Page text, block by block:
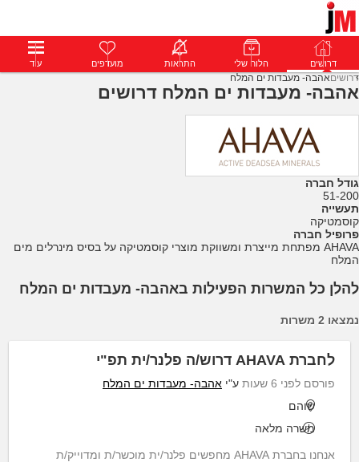
דרושים פרופילים הודעות פרימיום דרושים הלוח שלי התראות מועדפים עוד
דרושיםאהבה- מעבדות ים המלח
אהבה- מעבדות ים המלח דרושים
גודל חברה
51-200
תעשייה
קוסמטיקה
פרופיל חברה
AHAVA מפתחת מייצרת ומשווקת מוצרי קוסמטיקה על בסיס מינרלים מים
המלח
להלן כל המשרות הפעילות באהבה- מעבדות ים המלח
נמצאו 2 משרות
לחברת AHAVA דרוש/ה פלנר/ית תפ"י
פורסם לפני 6 שעות ע"י אהבה- מעבדות ים המלח
שוהם
משרה מלאה
אנחנו בחברת AHAVA מחפשים פלנר/ית מוכשר/ת ומדוייק/ת